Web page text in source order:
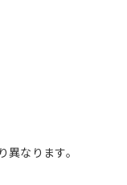
なります。